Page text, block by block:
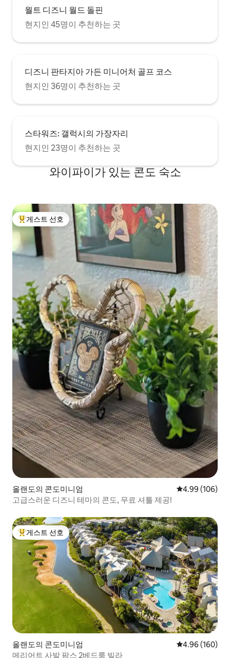
월트 디즈니 월드 돌핀
현지인 45명이 추천하는 곳
디즈니 판타지아 가든 미니어처 골프 코스
현지인 36명이 추천하는 곳
스타워즈: 갤럭시의 가장자리
현지인 23명이 추천하는 곳
와이파이가 있는 콘도 숙소
상위 게스트 선호
게스트 선호
올랜도의 콘도미니엄 평점 4.99점(5
4.99 (106)
고급스러운 디즈니 테마의 콘도, 무료 셔틀 제공!
상위 게스트 선호
게스트 선호
올랜도의 콘도미니엄 평점 4.96점(5
4.96 (160)
메리어트 사발 팜스 2베드룸 빌라